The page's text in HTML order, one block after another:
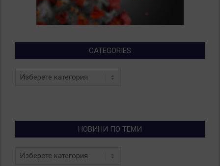
CATEGORIES
Categories
НОВИНИ ПО ТЕМИ
Новини